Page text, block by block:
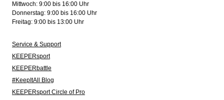
Mittwoch: 9:00 bis 16:00 Uhr
Donnerstag: 9:00 bis 16:00 Uhr
Freitag: 9:00 bis 13:00 Uhr
Service & Support
KEEPERsport
KEEPERbattle
#KeepItAll Blog
KEEPERsport Circle of Pro